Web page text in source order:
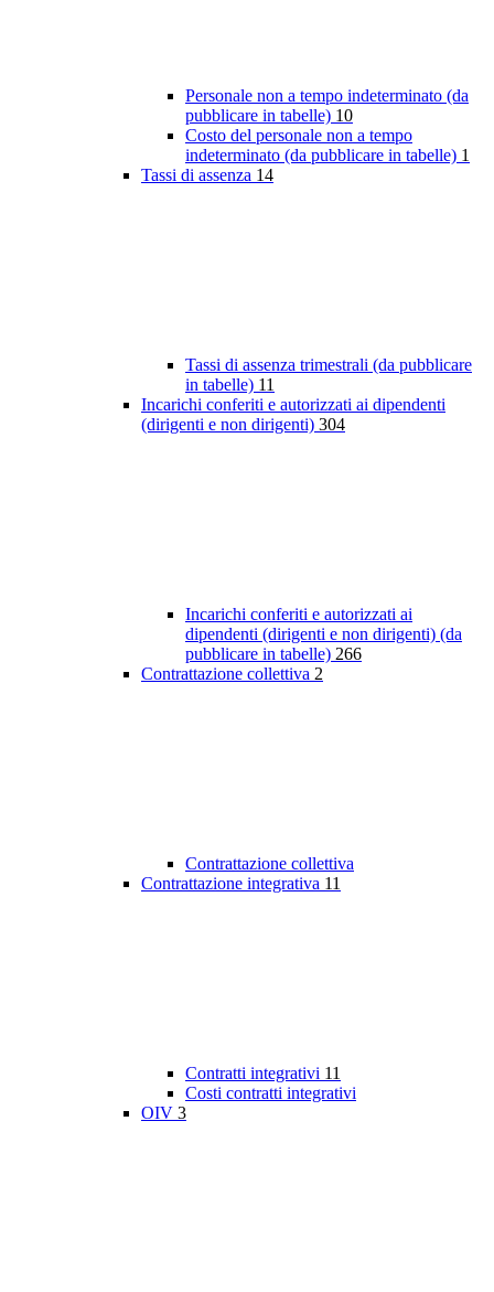
Personale non a tempo indeterminato (da
pubblicare in tabelle) 10
Costo del personale non a tempo
indeterminato (da pubblicare in tabelle) 1
Tassi di assenza 14
Tassi di assenza trimestrali (da pubblicare
in tabelle) 11
Incarichi conferiti e autorizzati ai dipendenti
(dirigenti e non dirigenti) 304
Incarichi conferiti e autorizzati ai
dipendenti (dirigenti e non dirigenti) (da
pubblicare in tabelle) 266
Contrattazione collettiva 2
Contrattazione collettiva
Contrattazione integrativa 11
Contratti integrativi 11
Costi contratti integrativi
OIV 3